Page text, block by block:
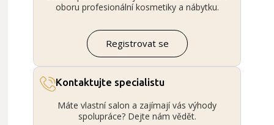
oboru profesionální kosmetiky a nábytku.
Registrovat se
Kontaktujte specialistu
Máte vlastní salon a zajímají vás výhody
spolupráce? Dejte nám vědět.